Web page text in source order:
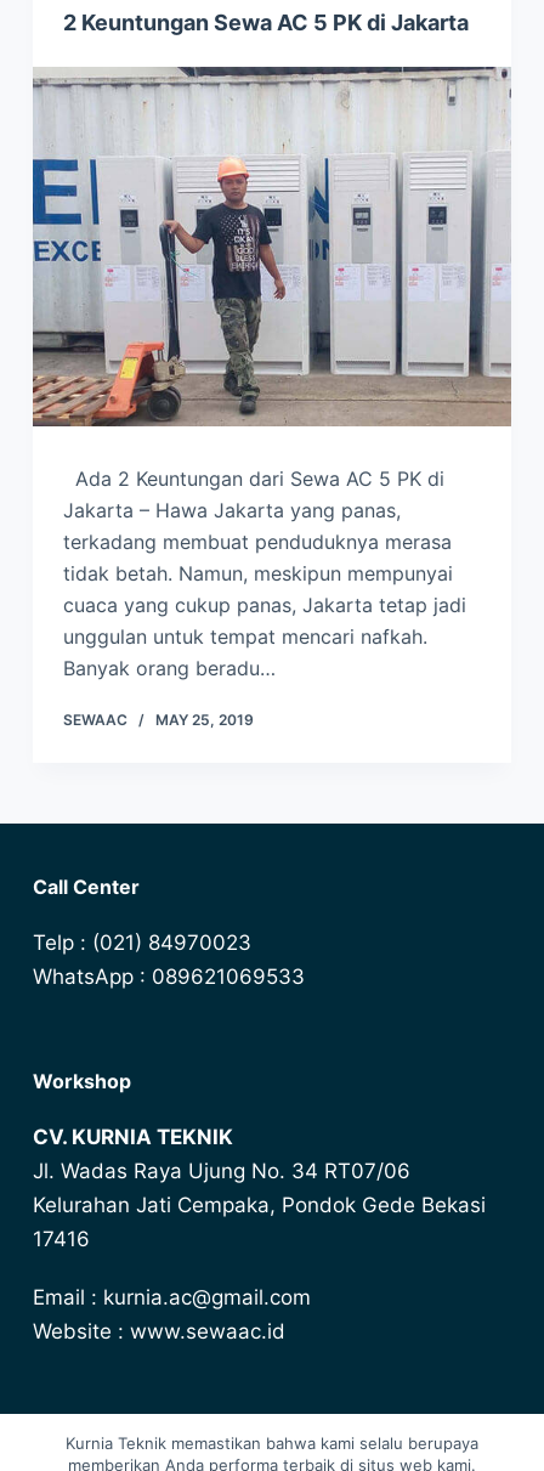
2 Keuntungan Sewa AC 5 PK di Jakarta
Ada 2 Keuntungan dari Sewa AC 5 PK di
Jakarta – Hawa Jakarta yang panas,
terkadang membuat penduduknya merasa
tidak betah. Namun, meskipun mempunyai
cuaca yang cukup panas, Jakarta tetap jadi
unggulan untuk tempat mencari nafkah.
Banyak orang beradu…
SEWAAC MAY 25, 2019
Call Center
Telp : (021) 84970023
WhatsApp : 089621069533
Workshop
CV. KURNIA TEKNIK
Jl. Wadas Raya Ujung No. 34 RT07/06
Kelurahan Jati Cempaka, Pondok Gede Bekasi
17416
Email : kurnia.ac@gmail.com
Website : www.sewaac.id
Lihat Harga Promo Terbaru
Kurnia Teknik memastikan bahwa kami selalu berupaya
memberikan Anda performa terbaik di situs web kami.